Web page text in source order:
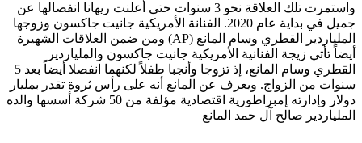
واستمرت تلك العلاقة نحو 3 سنوات حتى أعلنت ريهانا انفصالها عن
جميل في بداية عام 2020. الفنانة الأمريكية جانيت جاكسون وزوجها
الملياردير القطري وسام المانع (AP) ومن ضمن العلاقات الشهيرة
أيضاً تأتي زيجة الفنانية الأمريكية جانيت جاكسون والملياردير
القطري وسام المانع، إذ تزوجا وأنجبا طفلاً لكنهما انفصلا أيضاً بعد 5
سنوات من الزواج. ويعرف عن المانع أنه على رأس ثروة تقدر بمليار
دولار وإدارته إمبراطورية اقتصادية مؤلفة من 50 شركة أسسها والده
الملياردير صالح آل حمد المانع